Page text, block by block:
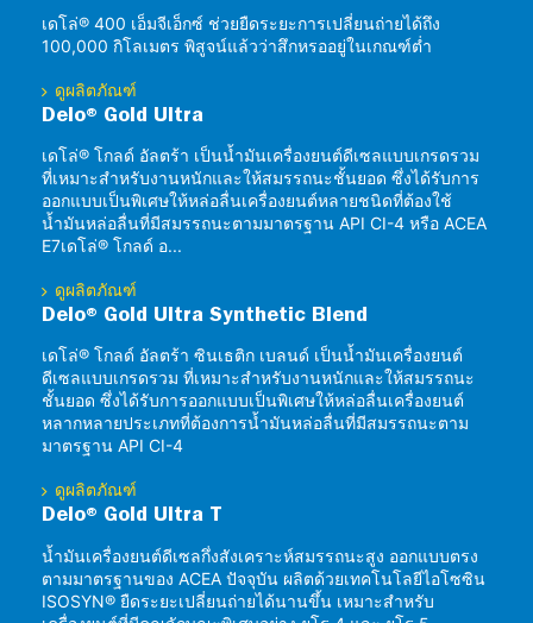
เดโล่® 400 เอ็มจีเอ็กซ์ ช่วยยืดระยะการเปลี่ยนถ่ายได้ถึง
100,000 กิโลเมตร พิสูจน์แล้วว่าสึกหรออยู่ในเกณฑ์ต่ำ
ดูผลิตภัณฑ์
Delo® Gold Ultra
เดโล่® โกลด์ อัลตร้า เป็นน้ำมันเครื่องยนต์ดีเซลแบบเกรดรวม
ที่เหมาะสำหรับงานหนักและให้สมรรถนะชั้นยอด ซึ่งได้รับการ
ออกแบบเป็นพิเศษให้หล่อลื่นเครื่องยนต์หลายชนิดที่ต้องใช้
น้ำมันหล่อลื่นที่มีสมรรถนะตามมาตรฐาน API CI-4 หรือ ACEA
E7เดโล่® โกลด์ อ...
ดูผลิตภัณฑ์
Delo® Gold Ultra Synthetic Blend
เดโล่® โกลด์ อัลตร้า ซินเธติก เบลนด์ เป็นน้ำมันเครื่องยนต์
ดีเซลแบบเกรดรวม ที่เหมาะสำหรับงานหนักและให้สมรรถนะ
ชั้นยอด ซึ่งได้รับการออกแบบเป็นพิเศษให้หล่อลื่นเครื่องยนต์
หลากหลายประเภทที่ต้องการน้ำมันหล่อลื่นที่มีสมรรถนะตาม
มาตรฐาน API CI-4
ดูผลิตภัณฑ์
Delo® Gold Ultra T
น้ำมันเครื่องยนต์ดีเซลกึ่งสังเคราะห์สมรรถนะสูง ออกแบบตรง
ตามมาตรฐานของ ACEA ปัจจุบัน ผลิตด้วยเทคโนโลยีไอโซซิน
ISOSYN® ยืดระยะเปลี่ยนถ่ายได้นานขึ้น เหมาะสำหรับ